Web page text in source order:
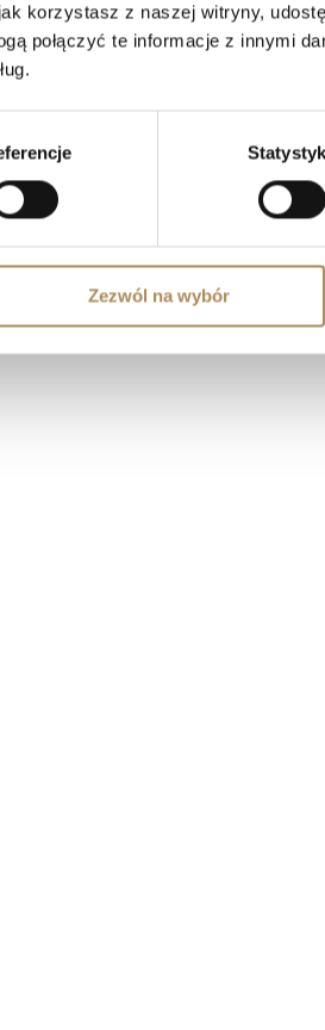
korzystasz z naszej witryny,
połączyć te informacje z innymi
Zezwól na wybór
konkretnego przedmiotu?